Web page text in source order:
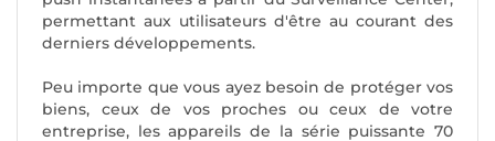
permettant aux utilisateurs d'être au courant des
derniers développements.
Peu importe que vous ayez besoin de protéger vos
biens, ceux de vos proches ou ceux de votre
entreprise, les appareils de la série puissante 70